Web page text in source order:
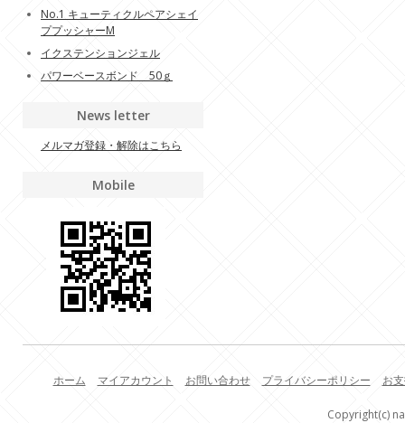
No.1 キューティクルペアシェイ
ププッシャーM
イクステンションジェル
パワーベースボンド 50ｇ
News letter
メルマガ登録・解除はこちら
Mobile
ホーム マイアカウント お問い合わせ プライバシーポリシー お
Copyright(c)